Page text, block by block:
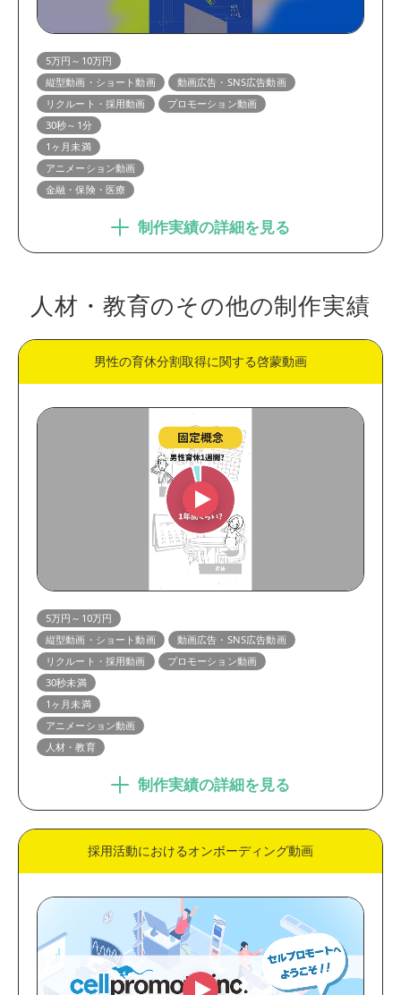
5万円～10万円
縦型動画・ショート動画
動画広告・SNS広告動画
リクルート・採用動画
プロモーション動画
30秒～1分
1ヶ月未満
アニメーション動画
金融・保険・医療
制作実績の詳細を見る
人材・教育のその他の制作実績
男性の育休分割取得に関する啓蒙動画
5万円～10万円
縦型動画・ショート動画
動画広告・SNS広告動画
リクルート・採用動画
プロモーション動画
30秒未満
1ヶ月未満
アニメーション動画
人材・教育
制作実績の詳細を見る
採用活動におけるオンボーディング動画